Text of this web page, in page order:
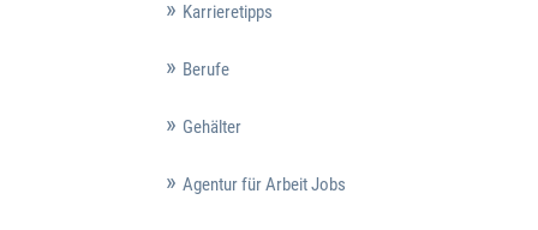
Karrieretipps
Berufe
Gehälter
Agentur für Arbeit Jobs